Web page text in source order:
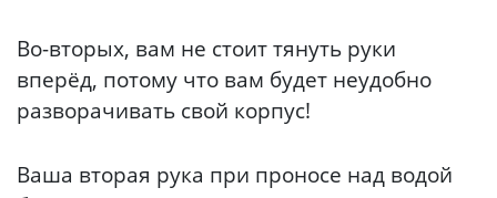
Во-вторых, вам не стоит тянуть руки
вперёд, потому что вам будет неудобно
разворачивать свой корпус!
Ваша вторая рука при проносе над водой